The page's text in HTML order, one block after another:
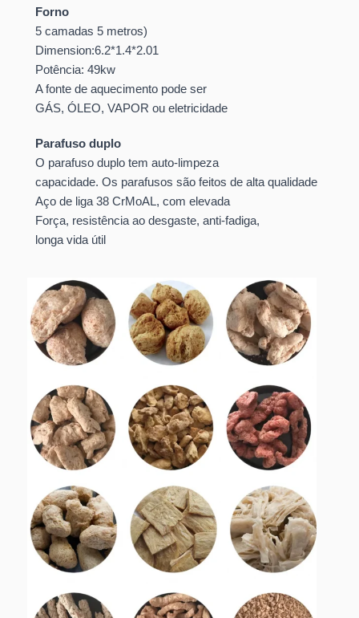
Forno
5 camadas 5 metros)
Dimension:6.2*1.4*2.01
Potência: 49kw
A fonte de aquecimento pode ser
GÁS, ÓLEO, VAPOR ou eletricidade
Parafuso duplo
O parafuso duplo tem auto-limpeza
capacidade. Os parafusos são feitos de alta qualidade
Aço de liga 38 CrMoAL, com elevada
Força, resistência ao desgaste, anti-fadiga,
longa vida útil